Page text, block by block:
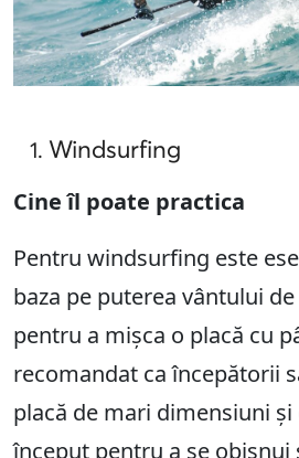
Windsurfing
Cine îl poate practica
Pentru windsurfing este
baza pe puterea vântului
pentru a mișca o placă cu
recomandat ca începătorii
placă de mari dimensiuni și
început pentru a se obișnui